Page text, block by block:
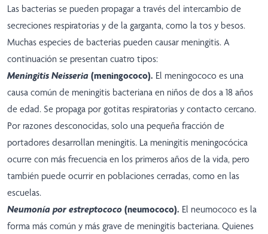
Las bacterias se pueden propagar a través del intercambio de
secreciones respiratorias y de la garganta, como la tos y besos.
Muchas especies de bacterias pueden causar meningitis. A
continuación se presentan cuatro tipos:
Meningitis Neisseria (meningococo). El meningococo es una
causa común de meningitis bacteriana en niños de dos a 18 años
de edad. Se propaga por gotitas respiratorias y contacto cercano.
Por razones desconocidas, solo una pequeña fracción de
portadores desarrollan meningitis. La meningitis meningocócica
ocurre con más frecuencia en los primeros años de la vida, pero
también puede ocurrir en poblaciones cerradas, como en las
escuelas.
Neumonía por estreptococo (neumococo). El neumococo es la
forma más común y más grave de meningitis bacteriana. Quienes